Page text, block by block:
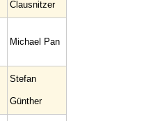
Clausnitzer
Michael Pan
Stefan
Günther